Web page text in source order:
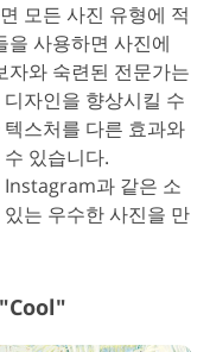
모든 사진 유형에 적
을 사용하면 사진에
자와 숙련된 전문가는
자인을 향상시킬 수
스처를 다른 효과와
있습니다.
과 같은 소
는 우수한 사진을 만